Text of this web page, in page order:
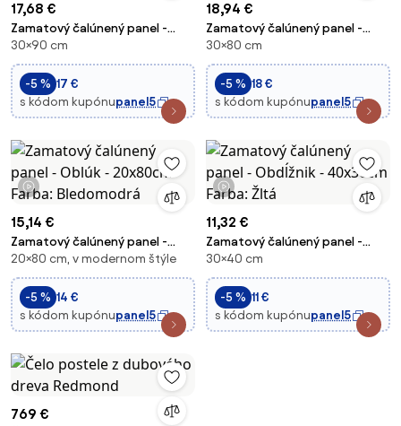
17,68 €
Zamatový čalúnený panel -
Obdĺžnik - 90x30cm Farba:
Púdrovoružová
30×90 cm
-5 % 17 €
s kódom kupónupanel5
18,94 €
Zamatový čalúnený panel -
Oblúk - 30x80cm Farba: Mäta
30×80 cm
-5 % 18 €
s kódom kupónupanel5
1 video
15,14 €
Zamatový čalúnený panel -
Oblúk - 20x80cm Farba:
Bledomodrá
20×80 cm, v modernom štýle
-5 % 14 €
s kódom kupónupanel5
1 video
11,32 €
Zamatový čalúnený panel -
Obdĺžnik - 40x30cm Farba: Žltá
30×40 cm
-5 % 11 €
s kódom kupónupanel5
769 €